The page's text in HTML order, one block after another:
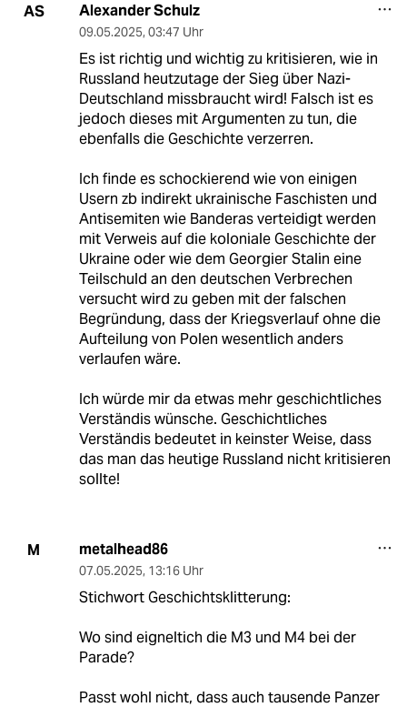
AS Alexander Schulz
09.05.2025, 03:47 Uhr
Es ist richtig und wichtig zu kritisieren, wie in
Russland heutzutage der Sieg über Nazi-
Deutschland missbraucht wird! Falsch ist es
jedoch dieses mit Argumenten zu tun, die
ebenfalls die Geschichte verzerren.
Ich finde es schockierend wie von einigen
Usern zb indirekt ukrainische Faschisten und
Antisemiten wie Banderas verteidigt werden
mit Verweis auf die koloniale Geschichte der
Ukraine oder wie dem Georgier Stalin eine
Teilschuld an den deutschen Verbrechen
versucht wird zu geben mit der falschen
Begründung, dass der Kriegsverlauf ohne die
Aufteilung von Polen wesentlich anders
verlaufen wäre.
Ich würde mir da etwas mehr geschichtliches
Verständis wünsche. Geschichtliches
Verständis bedeutet in keinster Weise, dass
das man das heutige Russland nicht kritisieren
sollte!
M metalhead86
07.05.2025, 13:16 Uhr
Stichwort Geschichtsklitterung:
Wo sind eigneltich die M3 und M4 bei der
Parade?
Passt wohl nicht, dass auch tausende Panzer